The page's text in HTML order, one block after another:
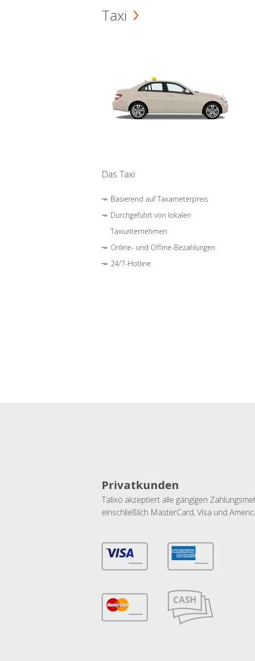
Taxi
Das Taxi
Basierend auf Taxameterpreis
Durchgeführt von lokalen
Taxiunternehmen
Online- und Offline-Bezahlungen
24/7-Hotline
Privatkunden
Talixo akzeptiert alle gängigen
einschließlich MasterCard, Visa und